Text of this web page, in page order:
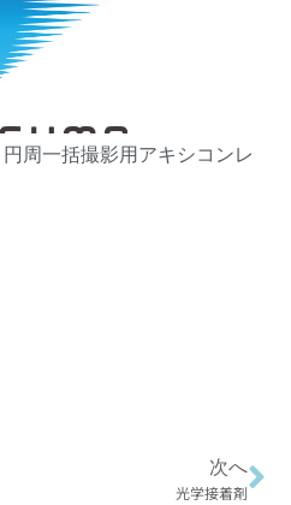
周一括撮影用アキシコンレ
次へ
光学接着剤